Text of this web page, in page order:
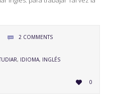
 2 COMMENTS
, IDIOMA, INGLÉS
 LOVE
IT0